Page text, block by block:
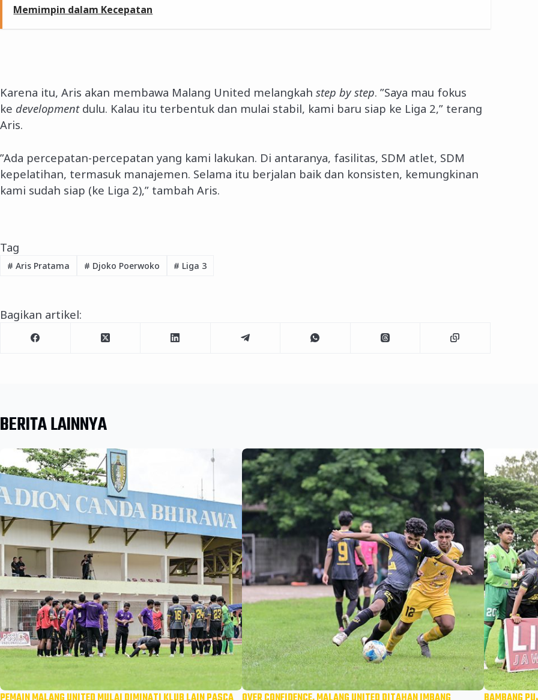
Memimpin dalam Kecepatan
Karena itu, Aris akan membawa Malang United melangkah step by step. ”Saya mau fokus
ke developmentdulu. Kalau itu terbentuk dan mulai stabil, kami baru siap ke Liga 2,” terang
Aris.
”Ada percepatan-percepatan yang kami lakukan. Di antaranya, fasilitas, SDM atlet, SDM
kepelatihan, termasuk manajemen. Selama itu berjalan baik dan konsisten, kemungkinan
kami sudah siap (ke Liga 2),” tambah Aris.
Tag
# Aris Pratama # Djoko Poerwoko # Liga 3
Bagikan artikel:
BERITA LAINNYA